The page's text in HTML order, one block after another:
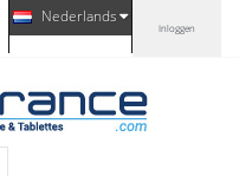
Inloggen
Nederlands